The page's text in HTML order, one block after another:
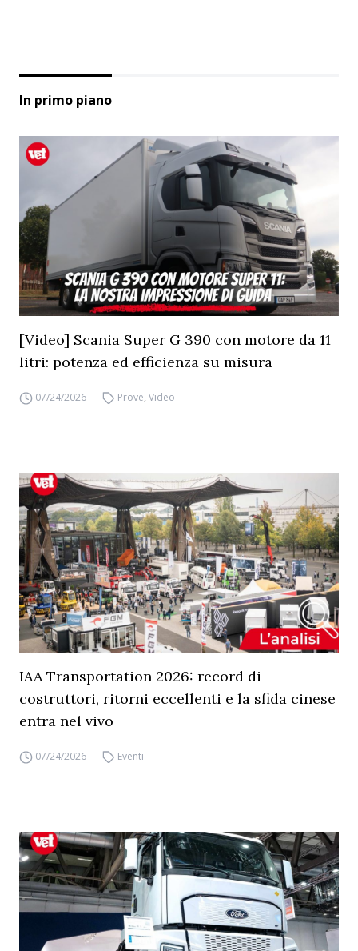
In primo piano
[Video] Scania Super G 390 con motore da 11
litri: potenza ed efficienza su misura
07/24/2026 Prove,Video
IAA Transportation 2026: record di
costruttori, ritorni eccellenti e la sfida cinese
entra nel vivo
07/24/2026 Eventi